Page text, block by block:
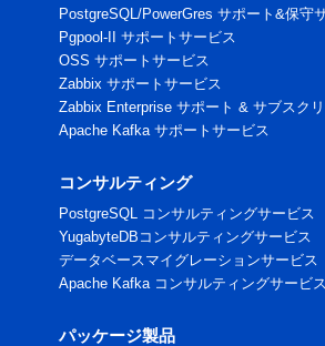
PostgreSQL/PowerGres サポート&保守
Pgpool-II サポートサービス
OSS サポートサービス
Zabbix サポートサービス
Zabbix Enterprise サポート & サブスク
Apache Kafka サポートサービス
コンサルティング
PostgreSQL コンサルティングサービス
YugabyteDBコンサルティングサービス
データベースマイグレーションサービス
Apache Kafka コンサルティングサービス
パッケージ製品